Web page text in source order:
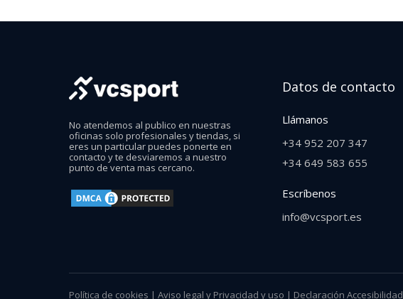
No atendemos al publico en nuestras
oficinas solo profesionales y tiendas, si
eres un particular puedes ponerte en
contacto y te desviaremos a nuestro
punto de venta mas cercano.
Datos de contacto
Llámanos
+34 952 207 347
+34 649 583 655‬
Escríbenos
info@vcsport.es
Política de cookies | Aviso legal y Privacidad y uso | Declaración Accesibilidad